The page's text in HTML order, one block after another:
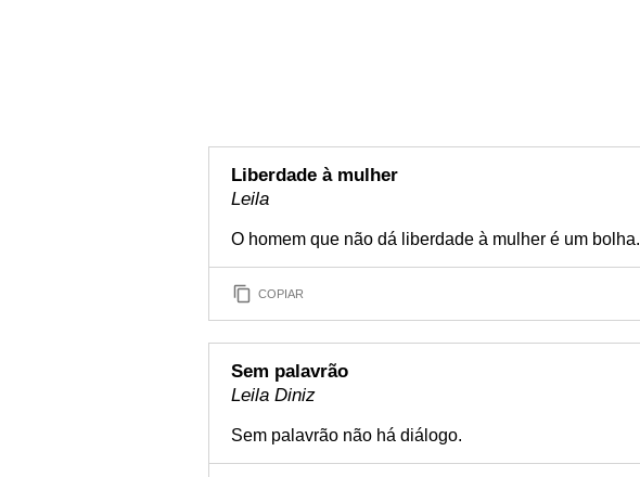
Liberdade à mulher
Leila
O homem que não dá liberdade à mulher é um bolha.
COPIAR
Sem palavrão
Leila Diniz
Sem palavrão não há diálogo.